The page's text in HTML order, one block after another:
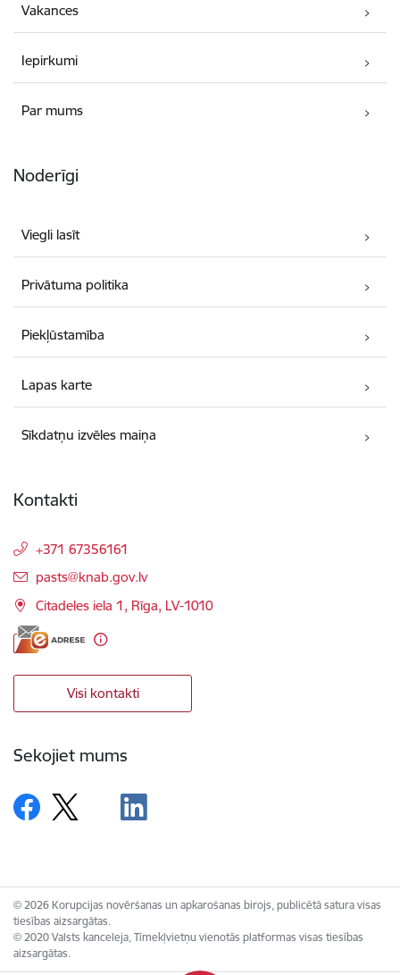
Vakances
Iepirkumi
Par mums
Noderīgi
Viegli lasīt
Privātuma politika
Piekļūstamība
Lapas karte
Sīkdatņu izvēles maiņa
Kontakti
+371 67356161
E-pasts:
pasts@knab.gov.lv
Citadeles iela 1, Rīga, LV-1010
Visi kontakti
Sekojiet mums
© 2026 Korupcijas novēršanas un apkarošanas birojs, publicētā satura visas
tiesības aizsargātas.
© 2020 Valsts kanceleja, Tīmekļvietņu vienotās platformas visas tiesības
aizsargātas.